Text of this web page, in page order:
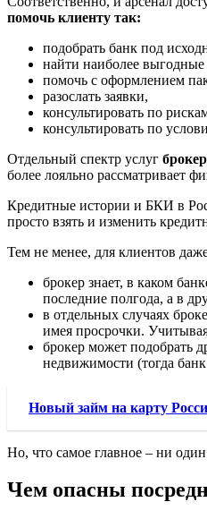
помочь клиенту так:
подобрать банк под
найти наиболее
помочь с оформлением
разослать заявки,
консультировать по
консультировать по
Отдельный спектр услуг
более лояльно рассматривает
Кредитные истории и БКИ в
просто взять и изменить
Тем не менее, для клиентов
брокер знает, в каком
последние полгода, а в
в отдельных случаях
имея просрочки. Учитывая
брокер может подобрать
недвижимости (тогда
Новый займ на карту
Но, что самое главное – ни
Чем опасны